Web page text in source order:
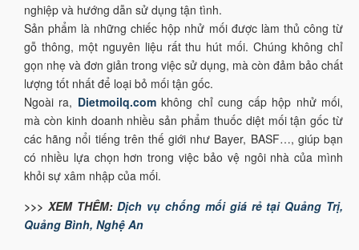
nghiệp và hướng dẫn sử dụng tận tình.
Sản phẩm là những chiếc hộp nhử mối được làm thủ công từ
gỗ thông, một nguyên liệu rất thu hút mối. Chúng không chỉ
gọn nhẹ và đơn giản trong việc sử dụng, mà còn đảm bảo chất
lượng tốt nhất để loại bỏ mối tận gốc.
Ngoài ra, Dietmoilq.comkhông chỉ cung cấp hộp nhử mối,
mà còn kinh doanh nhiều sản phẩm thuốc diệt mối tận gốc từ
các hãng nổi tiếng trên thế giới như Bayer, BASF…, giúp bạn
có nhiều lựa chọn hơn trong việc bảo vệ ngôi nhà của mình
khỏi sự xâm nhập của mối.
>>> XEM THÊM:Dịch vụ chống mối giá rẻ tại Quảng Trị,
Quảng Bình, Nghệ An